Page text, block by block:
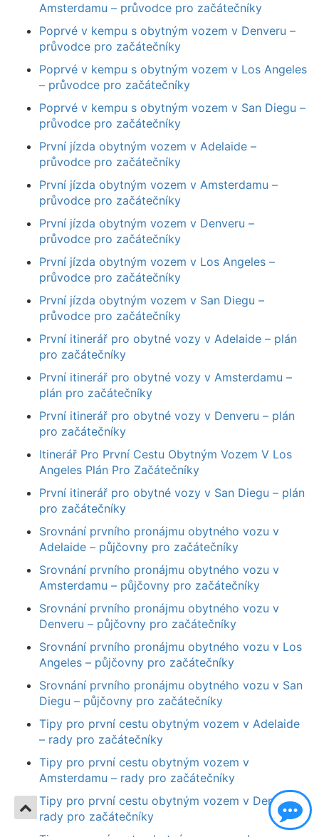
Amsterdamu – průvodce pro začátečníky
Poprvé v kempu s obytným vozem v Denveru –
průvodce pro začátečníky
Poprvé v kempu s obytným vozem v Los Angeles
– průvodce pro začátečníky
Poprvé v kempu s obytným vozem v San Diegu –
průvodce pro začátečníky
První jízda obytným vozem v Adelaide –
průvodce pro začátečníky
První jízda obytným vozem v Amsterdamu –
průvodce pro začátečníky
První jízda obytným vozem v Denveru –
průvodce pro začátečníky
První jízda obytným vozem v Los Angeles –
průvodce pro začátečníky
První jízda obytným vozem v San Diegu –
průvodce pro začátečníky
První itinerář pro obytné vozy v Adelaide – plán
pro začátečníky
První itinerář pro obytné vozy v Amsterdamu –
plán pro začátečníky
První itinerář pro obytné vozy v Denveru – plán
pro začátečníky
Itinerář Pro První Cestu Obytným Vozem V Los
Angeles Plán Pro Začátečníky
První itinerář pro obytné vozy v San Diegu – plán
pro začátečníky
Srovnání prvního pronájmu obytného vozu v
Adelaide – půjčovny pro začátečníky
Srovnání prvního pronájmu obytného vozu v
Amsterdamu – půjčovny pro začátečníky
Srovnání prvního pronájmu obytného vozu v
Denveru – půjčovny pro začátečníky
Srovnání prvního pronájmu obytného vozu v Los
Angeles – půjčovny pro začátečníky
Srovnání prvního pronájmu obytného vozu v San
Diegu – půjčovny pro začátečníky
Tipy pro první cestu obytným vozem v Adelaide
– rady pro začátečníky
Tipy pro první cestu obytným vozem v
Amsterdamu – rady pro začátečníky
Tipy pro první cestu obytným vozem v Denveru –
rady pro začátečníky